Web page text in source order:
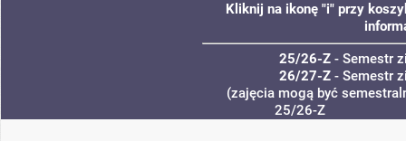
Kliknij na ikonę "i" przy
25/26-Z- Semestr
26/27-Z- Semestr
(zajęcia mogą być
25/26-Z